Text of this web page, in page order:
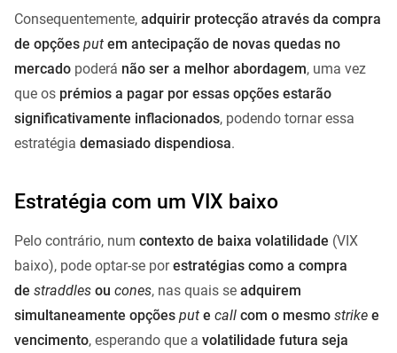
Consequentemente, adquirir protecção através da compra
de opções put em antecipação de novas quedas no
mercado poderá não ser a melhor abordagem, uma vez
que os prémios a pagar por essas opções estarão
significativamente inflacionados, podendo tornar essa
estratégia demasiado dispendiosa.
Estratégia com um VIX baixo
Pelo contrário, num contexto de baixa volatilidade (VIX
baixo), pode optar-se porestratégias como a compra
de straddles ou cones, nas quais se adquirem
simultaneamente opções put e call com o mesmo strike e
vencimento, esperando que a volatilidade futura seja